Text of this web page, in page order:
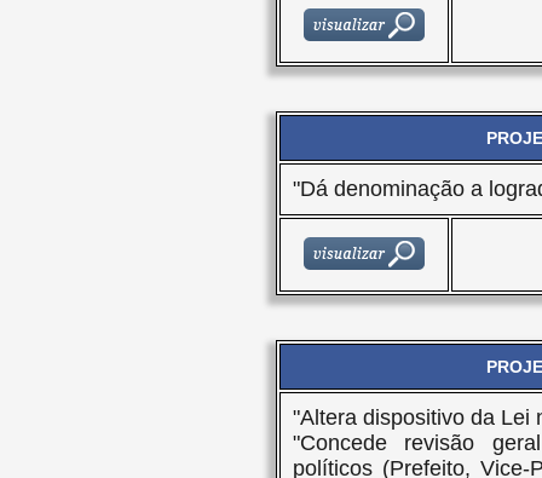
"Dá denominação a
"Altera dispositivo da Lei
"Concede revisão
políticos (Prefeito, Vice-